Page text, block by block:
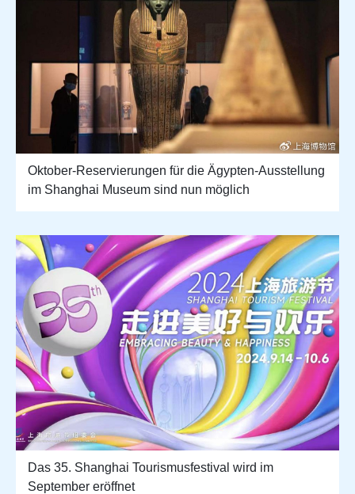
Oktober-Reservierungen für die Ägypten-Ausstellung
im Shanghai Museum sind nun möglich
Das 35. Shanghai Tourismusfestival wird im
September eröffnet